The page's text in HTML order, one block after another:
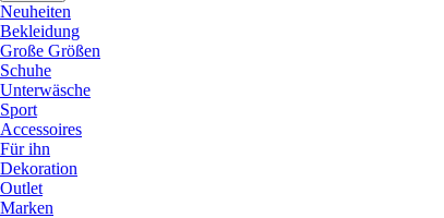
Neuheiten
Bekleidung
Große Größen
Schuhe
Unterwäsche
Sport
Accessoires
Für ihn
Dekoration
Outlet
Marken